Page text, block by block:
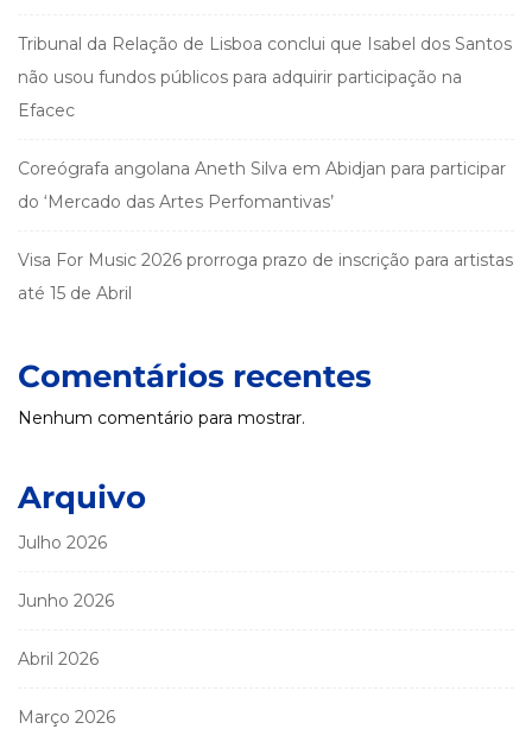
Tribunal da Relação de Lisboa conclui que Isabel dos Santos
não usou fundos públicos para adquirir participação na
Efacec
Coreógrafa angolana Aneth Silva em Abidjan para participar
do ‘Mercado das Artes Perfomantivas’
Visa For Music 2026 prorroga prazo de inscrição para artistas
até 15 de Abril
Comentários recentes
Nenhum comentário para mostrar.
Arquivo
Julho 2026
Junho 2026
Abril 2026
Março 2026